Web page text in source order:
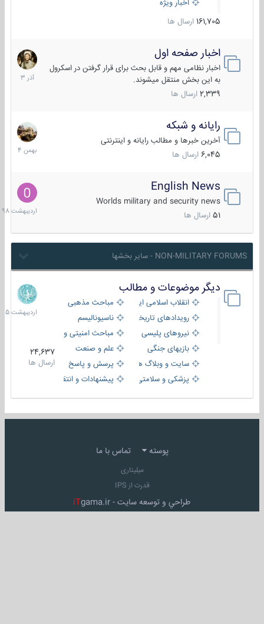
اخبار ویژه
161,705 ارسال ها
اخبار صفحه اول
اخبار نظامی مهم و قابل بحث برای قرار گرفتن در اسکرول
به این بخش منتقل میشوند.
2,339 ارسال ها
7
آذر
1403
رایانه و شبکه
آخرین خبرها و مطالب رایانه و اینترنتی
6,045 ارسال ها
30
بهمن
1404
English News
Worlds military and security news
51 ارسال ها
10
1398
NON-MILITARY FORUMS - سایر بخشها
دیگر موضوعات و مطالب
انقلاب اسلامی ایران
مباحث مذهبی
رویدادهای تاریخی و مذهبیناسیونالیسم
نیروهای پلیسی
مباحث امنیتی و اطلاعاتی
بازیهای جنگی
علم و صنعت
سایت و وبلاگ ها
پرسش و پاسخ
پزشکی و سلامتی
پیشنهادات و انتقادات
24,637
ارسال ها
8
1405
پوسته تماس با ما
میلیتاری
قدرت از IPS
طراحي و توسعه سايت - iTgama.ir